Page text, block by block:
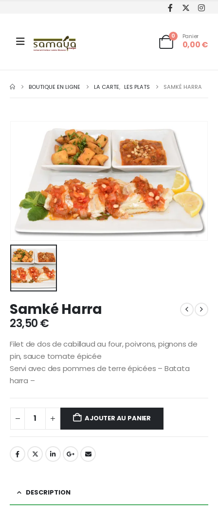
0 Panier
0,00€
BOUTIQUE EN LIGNE LA CARTE, LES PLATS SAMKÉ HARRA
Samké Harra
23,50€
Filet de dos de cabillaud au four, poivrons, pignons de
pin, sauce tomate épicée
Servi avec des pommes de terre épicées – Batata
harra –
AJOUTER AU PANIER
DESCRIPTION